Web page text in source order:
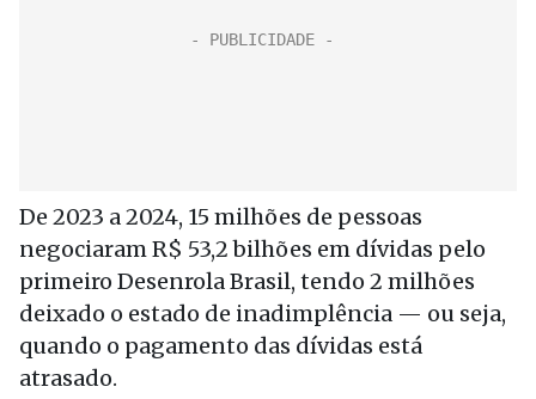
De 2023 a 2024, 15 milhões de pessoas
negociaram R$ 53,2 bilhões em dívidas pelo
primeiro Desenrola Brasil, tendo 2 milhões
deixado o estado de inadimplência — ou seja,
quando o pagamento das dívidas está
atrasado.